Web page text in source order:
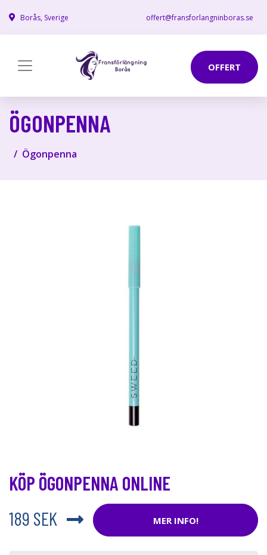
Borås, Sverige offert@fransforlangninboras.se
OFFERT
ÖGONPENNA
Ögonpenna
KÖP ÖGONPENNA ONLINE
189 SEK
MER INFO!